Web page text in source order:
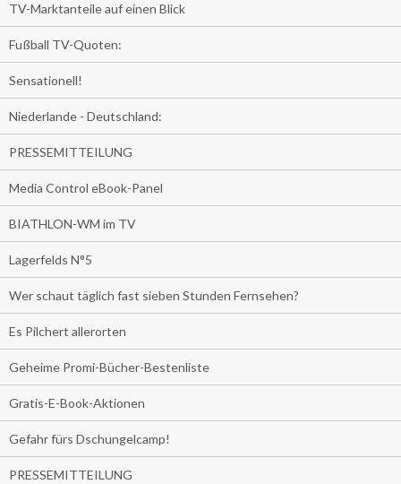
TV-Marktanteile auf einen Blick
Fußball TV-Quoten:
Sensationell!
Niederlande - Deutschland:
PRESSEMITTEILUNG
Media Control eBook-Panel
BIATHLON-WM im TV
Lagerfelds N°5
Wer schaut täglich fast sieben Stunden Fernsehen?
Es Pilchert allerorten
Geheime Promi-Bücher-Bestenliste
Gratis-E-Book-Aktionen
Gefahr fürs Dschungelcamp!
PRESSEMITTEILUNG